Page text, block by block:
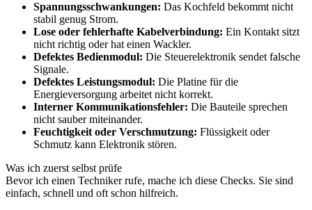
Spannungsschwankungen: Das Kochfeld bekommt nicht
stabil genug Strom.
Lose oder fehlerhafte Kabelverbindung: Ein Kontakt sitzt
nicht richtig oder hat einen Wackler.
Defektes Bedienmodul: Die Steuerelektronik sendet falsche
Signale.
Defektes Leistungsmodul: Die Platine für die
Energieversorgung arbeitet nicht korrekt.
Interner Kommunikationsfehler: Die Bauteile sprechen
nicht sauber miteinander.
Feuchtigkeit oder Verschmutzung: Flüssigkeit oder
Schmutz kann Elektronik stören.
Was ich zuerst selbst prüfe
Bevor ich einen Techniker rufe, mache ich diese Checks. Sie sind
einfach, schnell und oft schon hilfreich.